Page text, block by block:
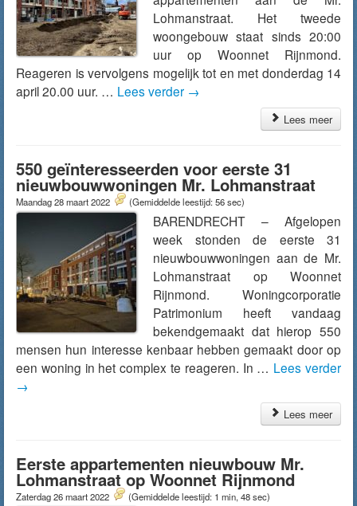
Lohmanstraat. Het tweede
woongebouw staat sinds 20:00
uur op Woonnet Rijnmond.
Reageren is vervolgens mogelijk tot en met donderdag 14
april 20.00 uur. … Lees verder →
Lees meer
550 geïnteresseerden voor eerste 31
nieuwbouwwoningen Mr. Lohmanstraat
Maandag 28 maart 2022 (Gemiddelde leestijd: 56 sec)
BARENDRECHT – Afgelopen
week stonden de eerste 31
nieuwbouwwoningen aan de Mr.
Lohmanstraat op Woonnet
Rijnmond. Woningcorporatie
Patrimonium heeft vandaag
bekendgemaakt dat hierop 550
mensen hun interesse kenbaar hebben gemaakt door op
een woning in het complex te reageren. In … Lees verder
→
Lees meer
Eerste appartementen nieuwbouw Mr.
Lohmanstraat op Woonnet Rijnmond
Zaterdag 26 maart 2022 (Gemiddelde leestijd: 1 min, 48 sec)